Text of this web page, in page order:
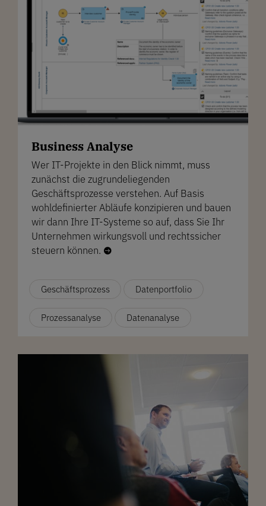
Business Analyse
Wer IT-Projekte in den Blick nimmt, muss
zunächst die zugrundeliegenden
Geschäftsprozesse verstehen. Auf Basis
wohldefinierter Abläufe konzipieren und bauen
wir dann Ihre IT-Systeme so auf, dass Sie Ihr
Unternehmen wirkungsvoll und rechtssicher
steuern können. 
Geschäftsprozess Datenportfolio
Prozessanalyse Datenanalyse